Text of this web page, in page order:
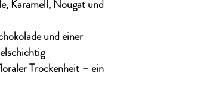
Karamell, Nougat und
und einer
Trockenheit – ein